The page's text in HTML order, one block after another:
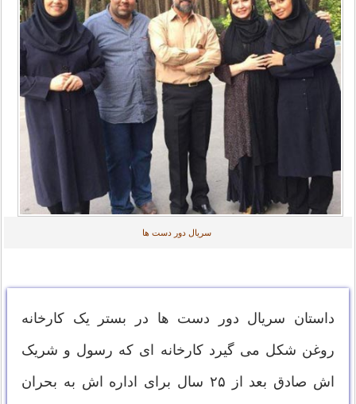
سریال دور دست ها
داستان سریال دور دست ها در بستر یک کارخانه
روغن شکل می گیرد کارخانه ای که رسول و شریک
اش صادق بعد از ۲۵ سال برای اداره اش به بحران